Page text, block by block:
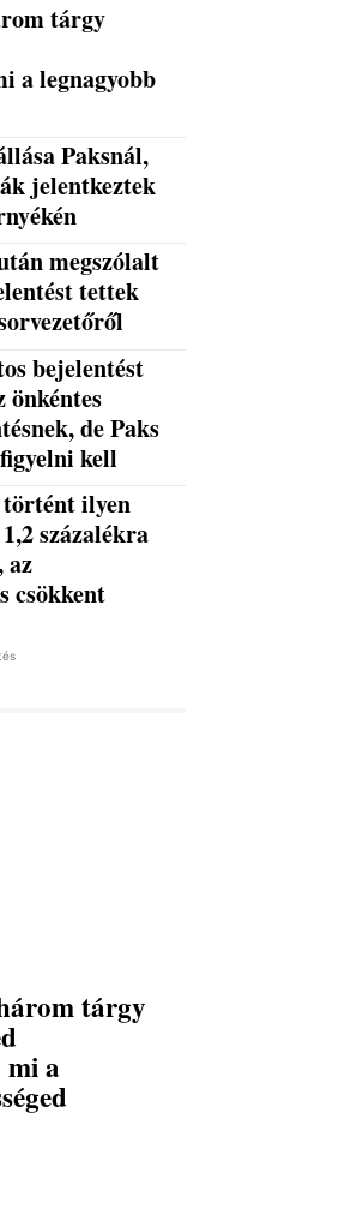
tárgy
a legnagyobb
Paksnál,
jelentkeztek
megszólalt
tettek
bejelentést
önkéntes
de Paks
kell
történt ilyen
százalékra
az
csökkent
tárgy
a